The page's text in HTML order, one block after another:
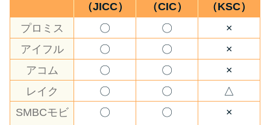
（JICC）
（CIC）
（KSC）
プロミス
〇 〇
×
アイフル
〇 〇
×
アコム
〇 〇
×
レイク
〇 〇
△
SMBCモビ
〇 〇 ×